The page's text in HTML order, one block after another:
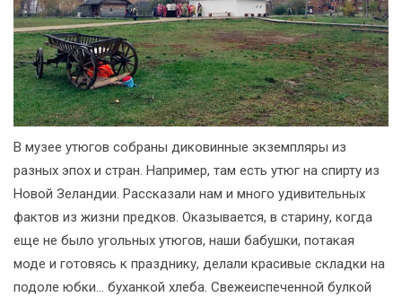
В музее утюгов собраны диковинные экземпляры из
разных эпох и стран. Например, там есть утюг на спирту из
Новой Зеландии. Рассказали нам и много удивительных
фактов из жизни предков. Оказывается, в старину, когда
еще не было угольных утюгов, наши бабушки, потакая
моде и готовясь к празднику, делали красивые складки на
подоле юбки... буханкой хлеба. Свежеиспеченной булкой